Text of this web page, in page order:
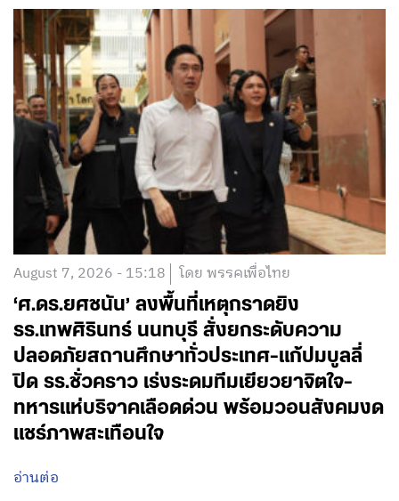
August 7, 2026 - 15:18 โดย พรรคเพื่อไทย
‘ศ.ดร.ยศชนัน’ ลงพื้นที่เหตุกราดยิง
รร.เทพศิรินทร์ นนทบุรี สั่งยกระดับความ
ปลอดภัยสถานศึกษาทั่วประเทศ-แก้ปมบูลลี่
ปิด รร.ชั่วคราว เร่งระดมทีมเยียวยาจิตใจ-
ทหารแห่บริจาคเลือดด่วน พร้อมวอนสังคมงด
แชร์ภาพสะเทือนใจ
อ่านต่อ